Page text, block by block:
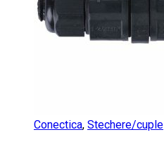
Conectica, Stechere/cuple